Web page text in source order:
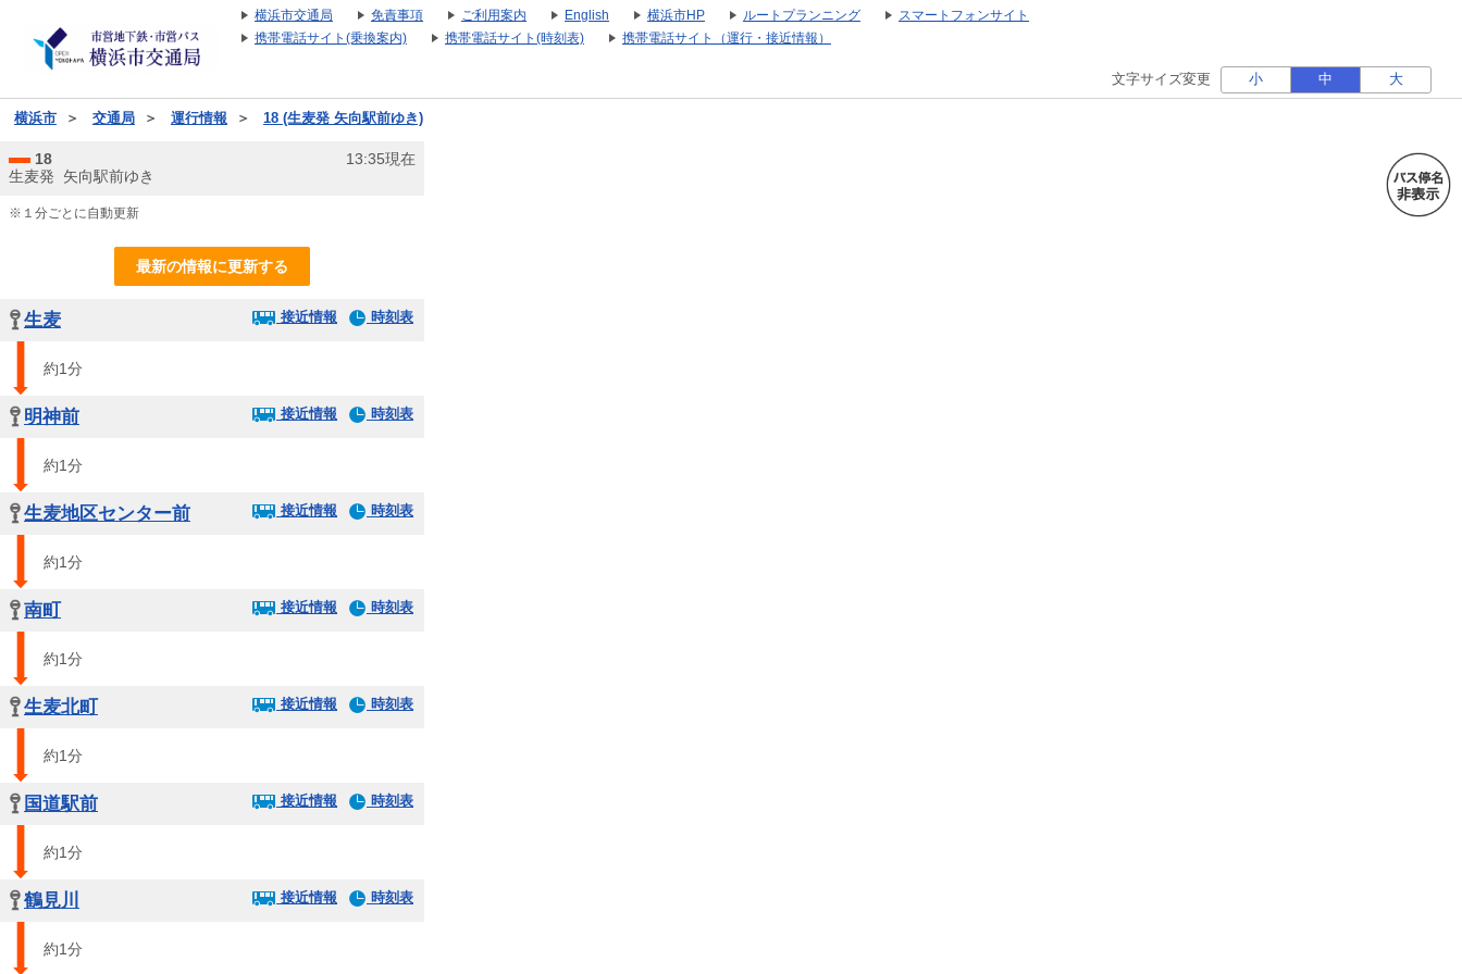
横浜市交通局 免責事項 ご利用案内 English 横浜市HP ルートプランニング
スマートフォンサイト
携帯電話サイト(乗換案内)
携帯電話サイト(時刻表) 携帯電話サイト（運行・接近情報）
文字サイズ変更 小 中 大
横浜市 ＞ 交通局 ＞ 運行情報 ＞ 18 (生麦発 矢向駅前ゆき)
18
生麦発 矢向駅前ゆき
13:35現在
※１分ごとに自動更新
最新の情報に更新する
生麦 接近情報 時刻表
約1分
明神前 接近情報 時刻表
約1分
生麦地区センター前 接近情報 時刻表
約1分
南町 接近情報 時刻表
約1分
生麦北町 接近情報 時刻表
約1分
国道駅前 接近情報 時刻表
約1分
鶴見川 接近情報 時刻表
約1分